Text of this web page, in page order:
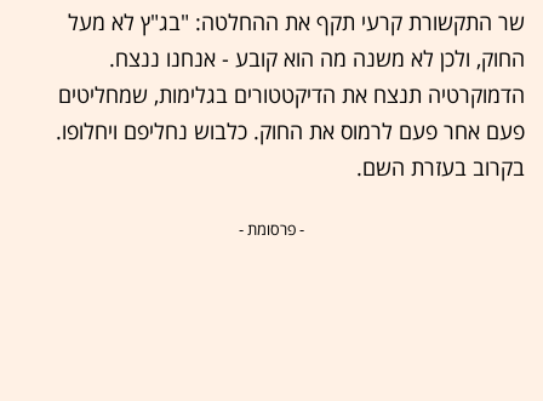
שר התקשורת קרעי תקף את ההחלטה: "בג"ץ לא מעל
החוק, ולכן לא משנה מה הוא קובע - אנחנו ננצח.
הדמוקרטיה תנצח את הדיקטטורים בגלימות, שמחליטים
פעם אחר פעם לרמוס את החוק. כלבוש נחליפם ויחלופו.
בקרוב בעזרת השם.
- פרסומת -